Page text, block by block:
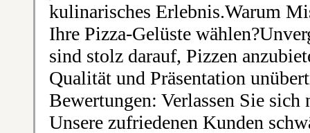
kulinarisches Erlebnis.Warum
Ihre Pizza-Gelüste
sind stolz darauf, Pizzen
Qualität und Präsentation
Bewertungen: Verlassen Sie
Unsere zufriedenen Kunden